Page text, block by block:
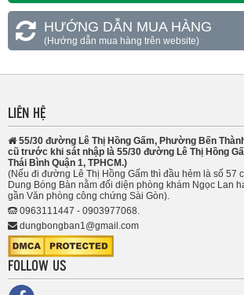
HƯỚNG DẪN MUA HÀNG
(Hướng dẫn mua hàng trên website)
LIÊN HỆ
55/30 đường Lê Thị Hồng Gấm, Phường Bến
cũ trước khi sát nhập là 55/30 đường Lê Thị Hồng
Thái Bình Quận 1, TPHCM.)
(Nếu đi đường Lê Thị Hồng Gấm thì đầu hẻm là số 57
Dung Bóng Bàn nằm đối diện phòng khám Ngọc Lan
gần Văn phòng công chứng Sài Gòn).
0963111447 - 0903977068.
dungbongban1@gmail.com
FOLLOW US